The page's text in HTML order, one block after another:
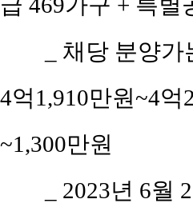
_ 채당 분양
4억1,910만원~4억
~1,300만원
_ 2023년 6